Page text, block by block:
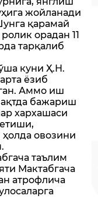
жойланади
қарамай
орадан 11
тарқалиб
куни Ҳ.Н.
ёзиб
Аммо иш
бажариш
хархашаси
ҳолда овозини
таълим
Мактабгача
атрофлича